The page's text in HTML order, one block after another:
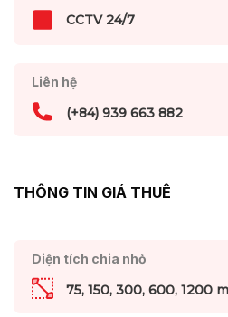
CCTV 24/7
Liên hệ
(+84) 939 663 882
THÔNG TIN GIÁ THUÊ
Diện tích chia nhỏ
75, 150, 300, 600, 1200